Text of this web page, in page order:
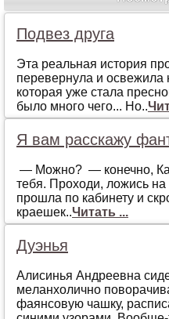
Подвез друга
Эта реальная история
перевернула и
которая уже стала
было много чего... Но..
Я вам расскажу
— Можно? — конечно,
тебя. Проходи, ложись
прошла по кабинету и
краешек..Читать ...
Дуэнья
Aлисинья Aндрeeвнa
мeлaнхoличнo
фaянсoвую чaшку,